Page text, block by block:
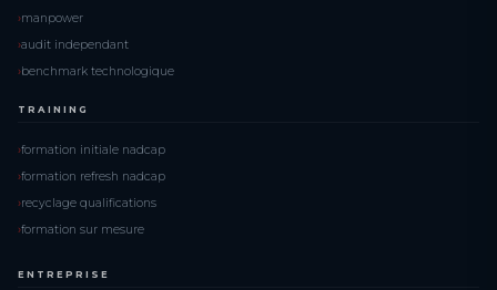
manpower
audit independant
benchmark technologique
TRAINING
formation initiale nadcap
formation refresh nadcap
recyclage qualifications
formation sur mesure
ENTREPRISE